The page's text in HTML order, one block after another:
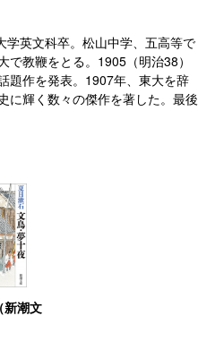
学英文科卒。松山中学、五高等で
教鞭をとる。1905（明治38）
題作を発表。1907年、東大を辞
に輝く数々の傑作を著した。最後
新潮文